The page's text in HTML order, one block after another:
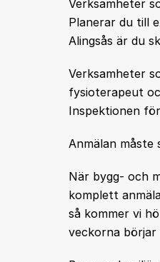
Verksamheter
Planerar du till
Alingsås är du
Verksamheter
fysioterapeut
Inspektionen
Anmälan
När bygg- och
komplett
så kommer vi
veckorna börjar